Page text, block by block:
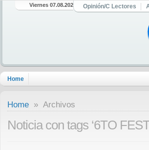
Viernes 07.08.2026 Opinión/C Lectores
Home
Home » Archivos
Noticia con tags ‘6TO